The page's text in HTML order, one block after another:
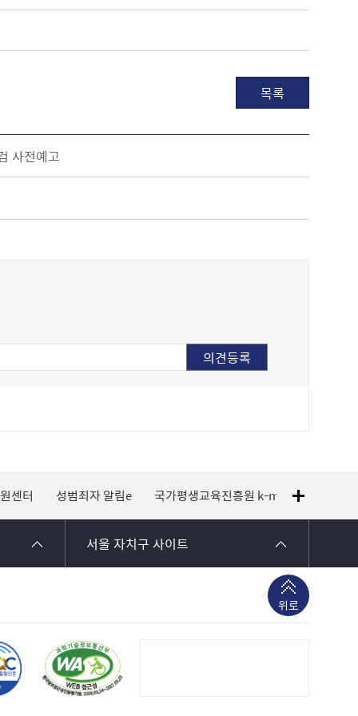
목록
사전예고
센터 성범죄자 알림e 국가평생교육진흥원 k-mooc
서울 자치구 사이트
위로